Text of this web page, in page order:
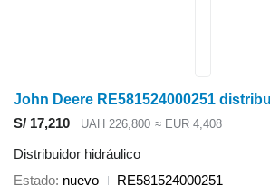
S/ 17,210 UAH 226,800 ≈ EUR 4,408
Distribuidor hidráulico
Estado nuevo
RE581524000251